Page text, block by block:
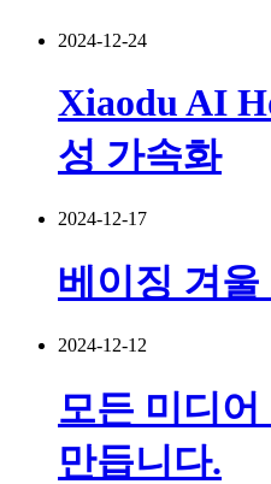
2024-12-24
Xiaodu AI
성 가속화
2024-12-17
베이징 겨
2024-12-12
모든 미디
만듭니다.